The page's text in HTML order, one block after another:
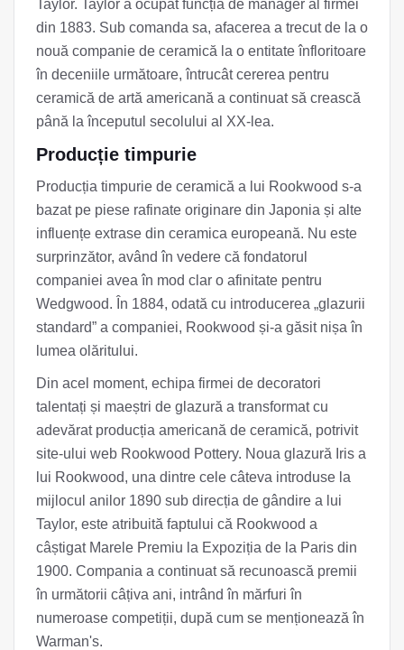
Taylor. Taylor a ocupat funcția de manager al firmei
din 1883. Sub comanda sa, afacerea a trecut de la o
nouă companie de ceramică la o entitate înfloritoare
în deceniile următoare, întrucât cererea pentru
ceramică de artă americană a continuat să crească
până la începutul secolului al XX-lea.
Producție timpurie
Producția timpurie de ceramică a lui Rookwood s-a
bazat pe piese rafinate originare din Japonia și alte
influențe extrase din ceramica europeană. Nu este
surprinzător, având în vedere că fondatorul
companiei avea în mod clar o afinitate pentru
Wedgwood. În 1884, odată cu introducerea „glazurii
standard” a companiei, Rookwood și-a găsit nișa în
lumea olăritului.
Din acel moment, echipa firmei de decoratori
talentați și maeștri de glazură a transformat cu
adevărat producția americană de ceramică, potrivit
site-ului web Rookwood Pottery. Noua glazură Iris a
lui Rookwood, una dintre cele câteva introduse la
mijlocul anilor 1890 sub direcția de gândire a lui
Taylor, este atribuită faptului că Rookwood a
câștigat Marele Premiu la Expoziția de la Paris din
1900. Compania a continuat să recunoască premii
în următorii câțiva ani, intrând în mărfuri în
numeroase competiții, după cum se menționează în
Warman's.